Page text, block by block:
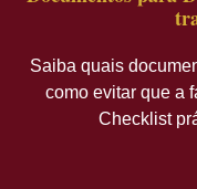
Saiba quais
como evitar que a
Checklist